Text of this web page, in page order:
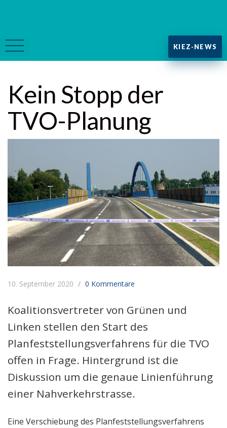
KIEZ-NEWS
Kein Stopp der
TVO-Planung
10. September 2020 0 Kommentare
Koalitionsvertreter von Grünen und
Linken stellen den Start des
Planfeststellungsverfahrens für die TVO
offen in Frage. Hintergrund ist die
Diskussion um die genaue Linienführung
einer Nahverkehrstrasse.
Eine Verschiebung des Planfeststellungsverfahrens